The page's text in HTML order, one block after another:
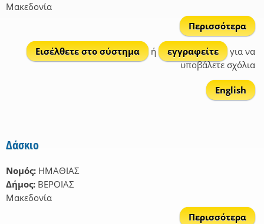
Μακεδονία
Περισσότερα
Εισέλθετε στο σύστημα
ή εγγραφείτε
για να
υποβάλετε σχόλια
English
Δάσκιο
Νομός: ΗΜΑΘΙΑΣ
Δήμος: ΒΕΡΟΙΑΣ
Μακεδονία
Περισσότερα